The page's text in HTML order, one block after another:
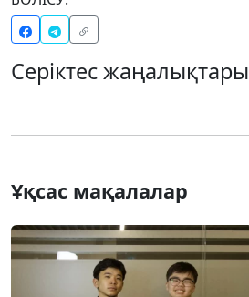
Серіктес жаңалықтары
Ұқсас мақалалар